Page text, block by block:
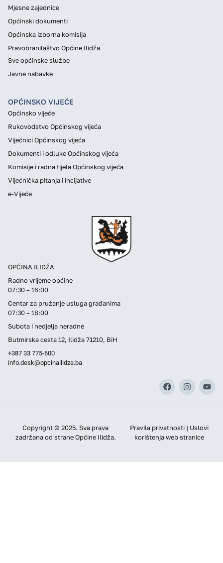
OPĆINA ILIDŽA
Radno vrijeme općine
07:30 – 16:00
Centar za pružanje usluga građanima
07:30 – 18:00
Subota i nedjelja neradne
Butmirska cesta 12, Ilidža 71210, BiH
+387 33 775-600
info.desk@opcinailidza.ba
Mjesne zajednice
Općinski dokumenti
Općinska izborna komisija
Pravobranilaštvo Općine Ilidža
Sve općinske službe
Javne nabavke
OPĆINSKO VIJEĆE
Općinsko vijeće
Rukovodstvo Općinskog vijeća
Vijećnici Općinskog vijeća
Dokumenti i odluke Općinskog vijeća
Komisije i radna tijela Općinskog vijeća
Vijećnička pitanja i incijative
e-Vijeće
Copyright © 2025. Sva prava
zadržana od strane Općine Ilidža.
Pravila privatnosti | Uslovi
korištenja web stranice